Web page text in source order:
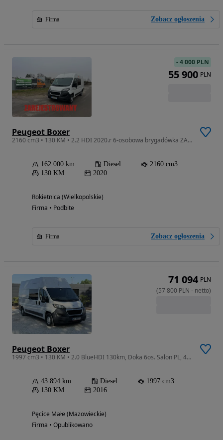
Firma Zobacz ogłoszenia
Peugeot Boxer
2160 cm3 • 130 KM • 2.2 HDI 2020.r 6-osobowa brygadówka ZAREJESTROWANY
162 000 km Diesel
2160 cm3
130 KM
2020
Rokietnica (Wielkopolskie)
Firma • Podbite
Firma Zobacz ogłoszenia
-4 000 PLN
55 900 PLN
Peugeot Boxer
1997 cm3 • 130 KM • 2.0 BlueHDI 130km, Doka 6os. Salon PL, 43tyś km!!! FV23%
43 894 km Diesel
1997 cm3
130 KM
2016
Pęcice Małe (Mazowieckie)
Firma • Opublikowano
71 094 PLN
(57 800 PLN - netto)